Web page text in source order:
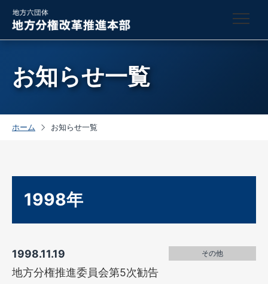
お知らせ一覧
ホーム お知らせ一覧
1998年
1998.11.19 その他
地方分権推進委員会第5次勧告